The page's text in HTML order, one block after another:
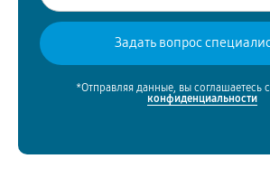
*Отправляя данные, вы соглашаетесь с
конфиденциальности